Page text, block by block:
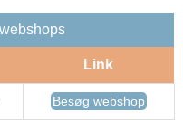
Link
Besøg webshop